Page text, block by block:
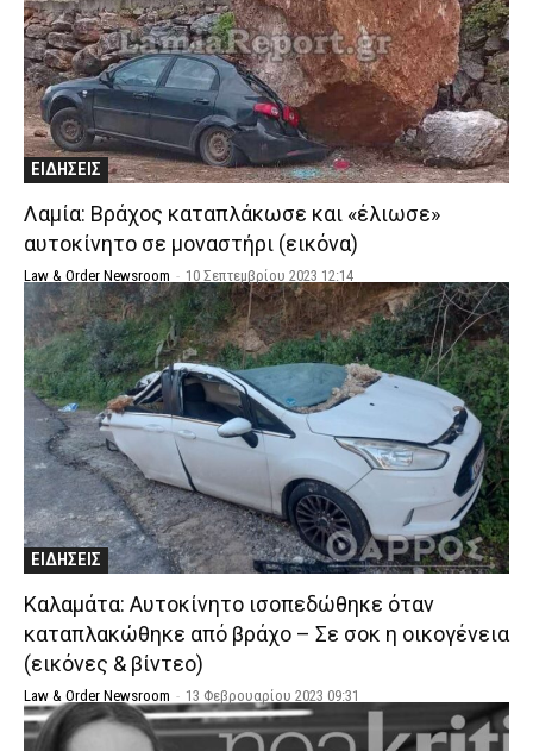
ΕΙΔΗΣΕΙΣ
Λαμία: Βράχος καταπλάκωσε και «έλιωσε»
αυτοκίνητο σε μοναστήρι (εικόνα)
Law & Order Newsroom - 10 Σεπτεμβρίου 2023 12:14
ΕΙΔΗΣΕΙΣ
Καλαμάτα: Αυτοκίνητο ισοπεδώθηκε όταν
καταπλακώθηκε από βράχο – Σε σοκ η οικογένεια
(εικόνες & βίντεο)
Law & Order Newsroom - 13 Φεβρουαρίου 2023 09:31